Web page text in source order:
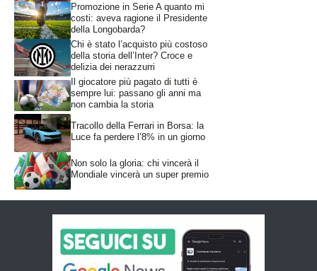
Promozione in Serie A quanto mi
costi: aveva ragione il Presidente
della Longobarda?
Chi è stato l’acquisto più costoso
della storia dell’Inter? Croce e
delizia dei nerazzurri
Il giocatore più pagato di tutti è
sempre lui: passano gli anni ma
non cambia la storia
Tracollo della Ferrari in Borsa: la
Luce fa perdere l’8% in un giorno
Non solo la gloria: chi vincerà il
Mondiale vincerà un super premio